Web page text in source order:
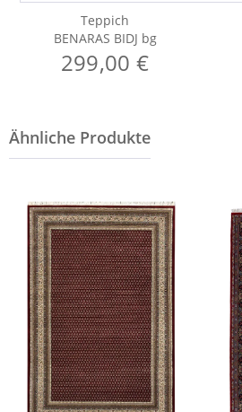
Teppich
BENARAS BIDJ bg
299,00 €